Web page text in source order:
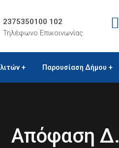
2375350100 102
Τηλέφωνο Επικοινωνίας
Παρουσίαση Δήμου
Απόφαση